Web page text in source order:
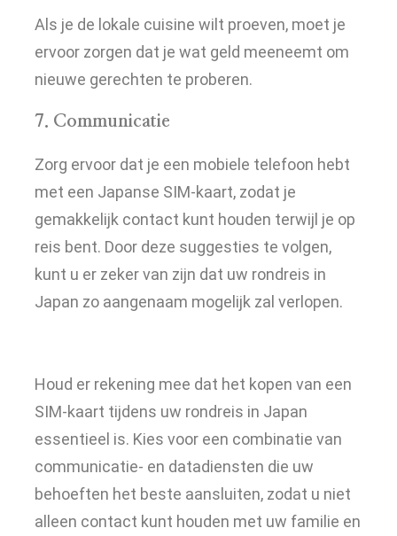
Als je de lokale cuisine wilt proeven, moet je
ervoor zorgen dat je wat geld meeneemt om
nieuwe gerechten te proberen.
7. Communicatie
Zorg ervoor dat je een mobiele telefoon hebt
met een Japanse SIM-kaart, zodat je
gemakkelijk contact kunt houden terwijl je op
reis bent. Door deze suggesties te volgen,
kunt u er zeker van zijn dat uw rondreis in
Japan zo aangenaam mogelijk zal verlopen.
Houd er rekening mee dat het kopen van een
SIM-kaart tijdens uw rondreis in Japan
essentieel is. Kies voor een combinatie van
communicatie- en datadiensten die uw
behoeften het beste aansluiten, zodat u niet
alleen contact kunt houden met uw familie en